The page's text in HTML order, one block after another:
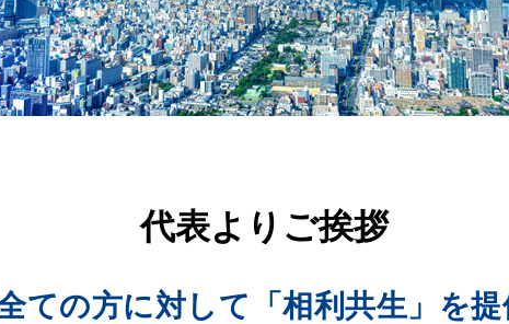
代表よりご挨拶
ての方に対して
「相利共生」を